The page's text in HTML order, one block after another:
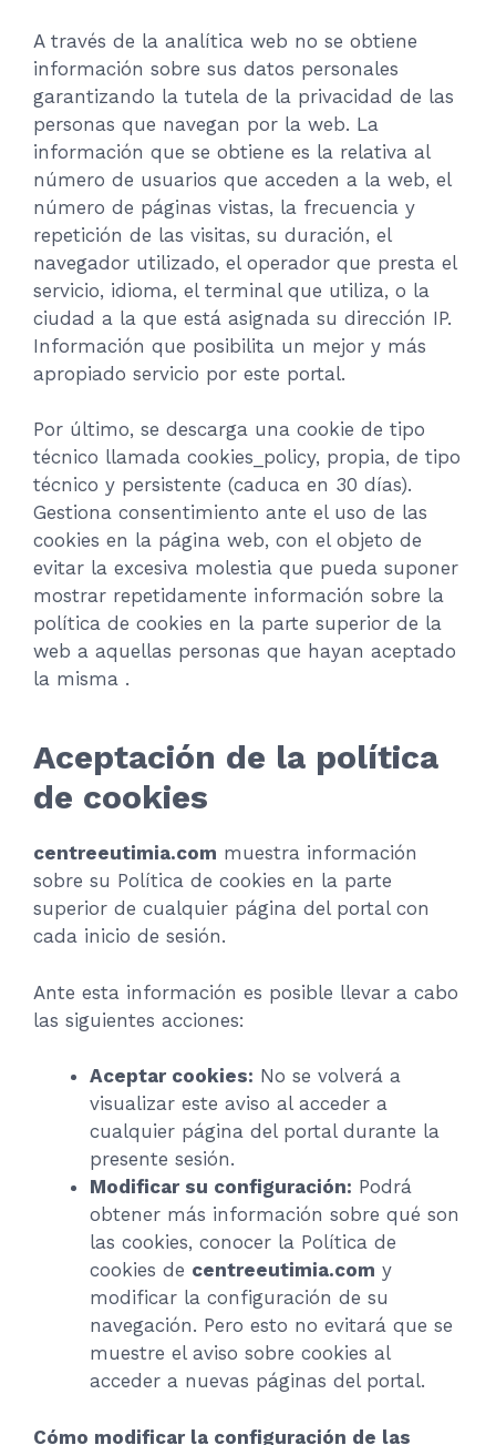
A través de la analítica web no se obtiene
información sobre sus datos personales
garantizando la tutela de la privacidad de las
personas que navegan por la web. La
información que se obtiene es la relativa al
número de usuarios que acceden a la web, el
número de páginas vistas, la frecuencia y
repetición de las visitas, su duración, el
navegador utilizado, el operador que presta el
servicio, idioma, el terminal que utiliza, o la
ciudad a la que está asignada su dirección IP.
Información que posibilita un mejor y más
apropiado servicio por este portal.
Por último, se descarga una cookie de tipo
técnico llamada cookies_policy, propia, de tipo
técnico y persistente (caduca en 30 días).
Gestiona consentimiento ante el uso de las
cookies en la página web, con el objeto de
evitar la excesiva molestia que pueda suponer
mostrar repetidamente información sobre la
política de cookies en la parte superior de la
web a aquellas personas que hayan aceptado
la misma .
Aceptación de la política
de cookies
centreeutimia.com muestra información
sobre su Política de cookies en la parte
superior de cualquier página del portal con
cada inicio de sesión.
Ante esta información es posible llevar a cabo
las siguientes acciones:
Aceptar cookies: No se volverá a
visualizar este aviso al acceder a
cualquier página del portal durante la
presente sesión.
Modificar su configuración: Podrá
obtener más información sobre qué son
las cookies, conocer la Política de
cookies de centreeutimia.com y
modificar la configuración de su
navegación. Pero esto no evitará que se
muestre el aviso sobre cookies al
acceder a nuevas páginas del portal.
Cómo modificar la configuración de las